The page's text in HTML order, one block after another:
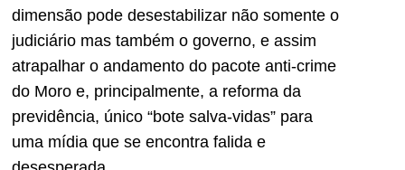
dimensão pode desestabilizar não somente o
judiciário mas também o governo, e assim
atrapalhar o andamento do pacote anti-crime
do Moro e, principalmente, a reforma da
previdência, único “bote salva-vidas” para
uma mídia que se encontra falida e